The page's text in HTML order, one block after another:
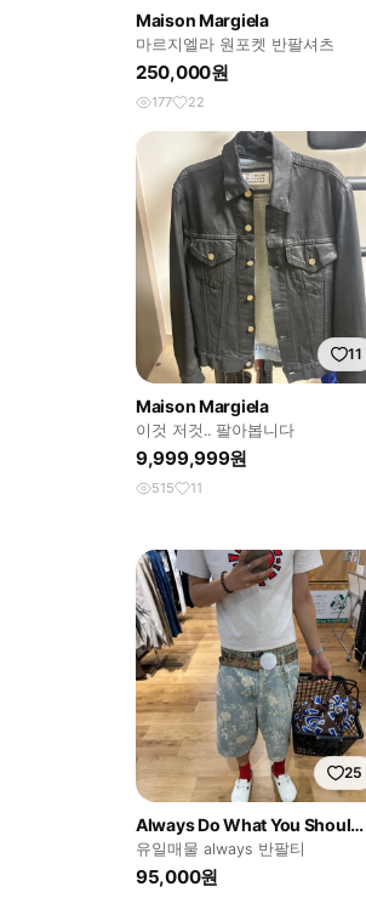
Maison Margiela
마르지엘라 원포켓 반팔셔츠
250,000원
177 22
11
Maison Margiela
이것 저것.. 팔아봅니다
9,999,999원
515 11
25
Always Do What You Should Do
유일매물 always 반팔티
95,000원